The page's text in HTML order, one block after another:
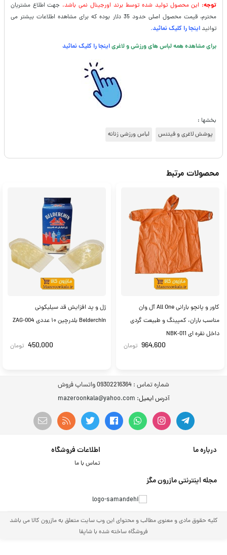
توجه: این محصول تولید شده توسط برند اورجینال نمی باشد. جهت اطلاع مشتریان
محترم، قیمت محصول اصلی حدود 35 دلار بوده که برای مشاهده اطلاعات بیشتر می
توانیداینجا را کلیک نمائید.
برای مشاهده همه لباس های ورزشی و لاغریاینجا را کلیک نمائید
بخشها :
پوشش لاغری و فیتنس
لباس ورزشی زنانه
محصولات مرتبط
کاور و پانچو بارانی All One آل وان
مناسب باران، کمپینگ و طبیعت گردی
داخل نقره ای NBK-011
964,600 تومان
ژل و پد افزایش قد سیلیکونی
Belderchin بلدرچین ۱۰ عددی ZAG-004
450,000 تومان
شماره تماس : 09302216364 واتساپ فروش
آدرس ایمیل: mazeroonkala@yahoo.com
درباره ما اطلاعات فروشگاه
تماس با ما
مجله اینترنتی مازرون مگز
کلیه حقوق مادی و معنوی مطالب و محتوای این وب سایت متعلق به مازرون کالا می باشد
فروشگاه ساخته شده با شاپفا